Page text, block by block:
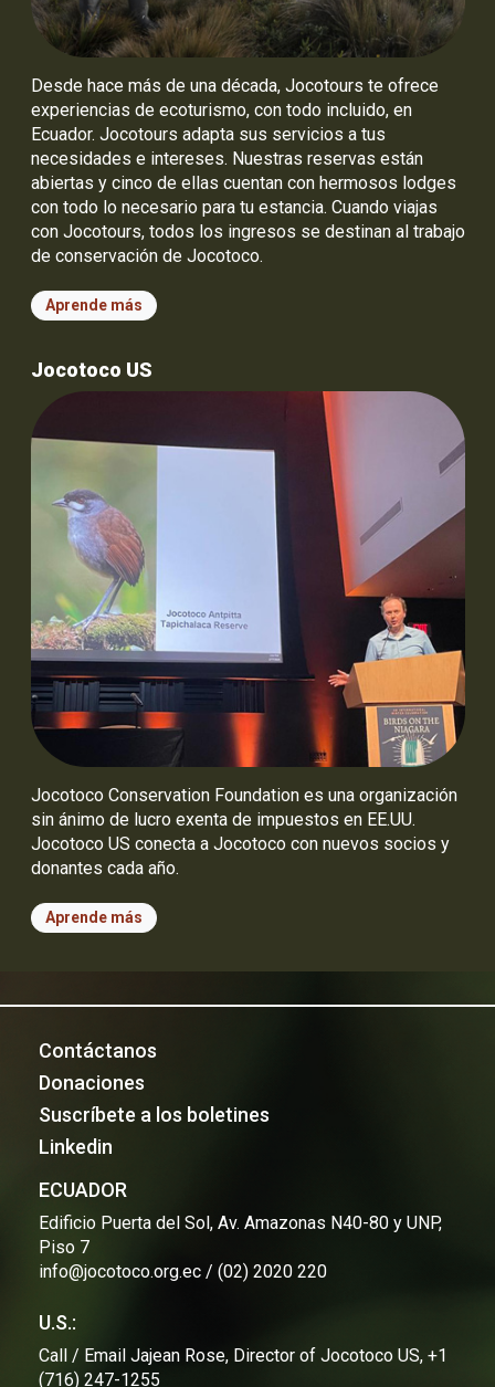
Desde hace más de una década, Jocotours te ofrece
experiencias de ecoturismo, con todo incluido, en
Ecuador. Jocotours adapta sus servicios a tus
necesidades e intereses. Nuestras reservas están
abiertas y cinco de ellas cuentan con hermosos lodges
con todo lo necesario para tu estancia. Cuando viajas
con Jocotours, todos los ingresos se destinan al trabajo
de conservación de Jocotoco.
Aprende más
Jocotoco US
Jocotoco Conservation Foundation es una organización
sin ánimo de lucro exenta de impuestos en EE.UU.
Jocotoco US conecta a Jocotoco con nuevos socios y
donantes cada año.
Aprende más
Contáctanos
Donaciones
Suscríbete a los boletines
Linkedin
ECUADOR
Edificio Puerta del Sol, Av. Amazonas N40-80 y UNP,
Piso 7
info@jocotoco.org.ec / (02) 2020 220
U.S.:
Call / Email Jajean Rose, Director of Jocotoco US, +1
(716) 247-1255